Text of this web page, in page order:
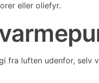
eller oliefyr.
luften udenfor, selv